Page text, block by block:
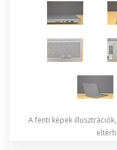
A fenti képek